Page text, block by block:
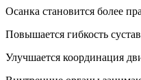
Осанка становится более
Повышается гибкость
Улучшается координация